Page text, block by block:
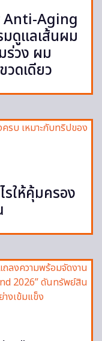
Anti-Aging
ดูแลเส้นผม
วง ผม
วดเดียว
รให้คุ้มครอง